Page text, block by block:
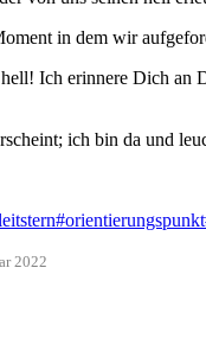
in dem wir
Ich erinnere Dich an
ich bin da und
#orientierungspunkt
2022